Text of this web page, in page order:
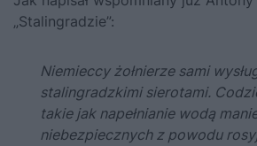
„Stalingradzie”:
Niemieccy żołnierze sami
stalingradzkimi sierotami.
takie jak napełnianie wodą
niebezpiecznych z powodu